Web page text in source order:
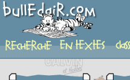
album